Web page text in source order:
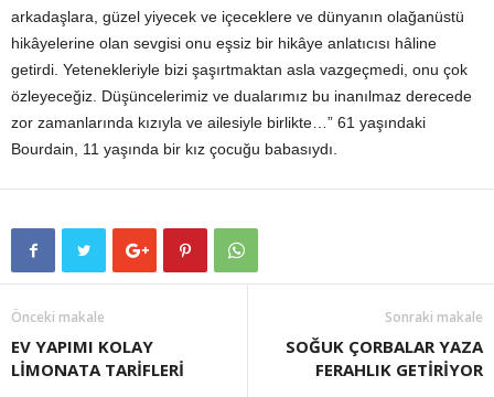
arkadaşlara, güzel yiyecek ve içeceklere ve dünyanın olağanüstü
hikâyelerine olan sevgisi onu eşsiz bir hikâye anlatıcısı hâline
getirdi. Yetenekleriyle bizi şaşırtmaktan asla vazgeçmedi, onu çok
özleyeceğiz. Düşüncelerimiz ve dualarımız bu inanılmaz derecede
zor zamanlarında kızıyla ve ailesiyle birlikte…” 61 yaşındaki
Bourdain, 11 yaşında bir kız çocuğu babasıydı.
Önceki makale
EV YAPIMI KOLAY
LİMONATA TARİFLERİ
Sonraki makale
SOĞUK ÇORBALAR YAZA
FERAHLIK GETİRİYOR